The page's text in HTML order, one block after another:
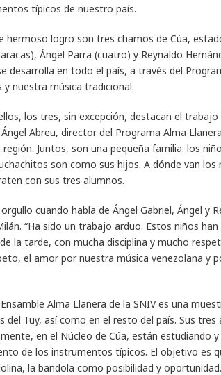
típicos de nuestro país.
hermoso logro son tres chamos de Cúa,
Ángel Parra (cuatro) y Reynaldo
desarrolla en todo el país, a través del
nuestra música tradicional.
los tres, sin excepción, destacan el
Abreu, director del Programa Alma
Juntos, son una pequeña familia: los
son como sus hijos. A dónde van
con sus tres alumnos.
cuando habla de Ángel Gabriel, Ángel y
“Ha sido un trabajo arduo. Estos niños
la tarde, con mucha disciplina y mucho
el amor por nuestra música venezolana y
Alma Llanera de la SNIV es una
del Tuy, así como en el resto del país. Sus
en el Núcleo de Cúa, están estudiando
de los instrumentos típicos. El objetivo es
la bandola como posibilidad y